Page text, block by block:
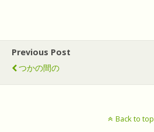
Previous Post
つかの間の
Back to top